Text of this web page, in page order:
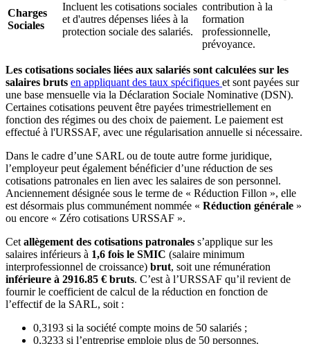
Charges
Sociales
Incluent les cotisations sociales
et d'autres dépenses liées à la
protection sociale des salariés.
contribution à la
formation
professionnelle,
prévoyance.
Les cotisations sociales liées aux salariés sont calculées sur les
salaires bruts en appliquant des taux spécifiques et sont payées sur
une base mensuelle via la Déclaration Sociale Nominative (DSN).
Certaines cotisations peuvent être payées trimestriellement en
fonction des régimes ou des choix de paiement. Le paiement est
effectué à l'URSSAF, avec une régularisation annuelle si nécessaire.
Dans le cadre d’une SARL ou de toute autre forme juridique,
l’employeur peut également bénéficier d’une réduction de ses
cotisations patronales en lien avec les salaires de son personnel.
Anciennement désignée sous le terme de « Réduction Fillon », elle
est désormais plus communément nommée « Réduction générale »
ou encore « Zéro cotisations URSSAF ».
Cet allègement des cotisations patronales s’applique sur les
salaires inférieurs à 1,6 fois le SMIC (salaire minimum
interprofessionnel de croissance) brut, soit une rémunération
inférieure à 2916.85 € bruts. C’est à l’URSSAF qu’il revient de
fournir le coefficient de calcul de la réduction en fonction de
l’effectif de la SARL, soit :
0,3193 si la société compte moins de 50 salariés ;
0,3233 si l’entreprise emploie plus de 50 personnes.